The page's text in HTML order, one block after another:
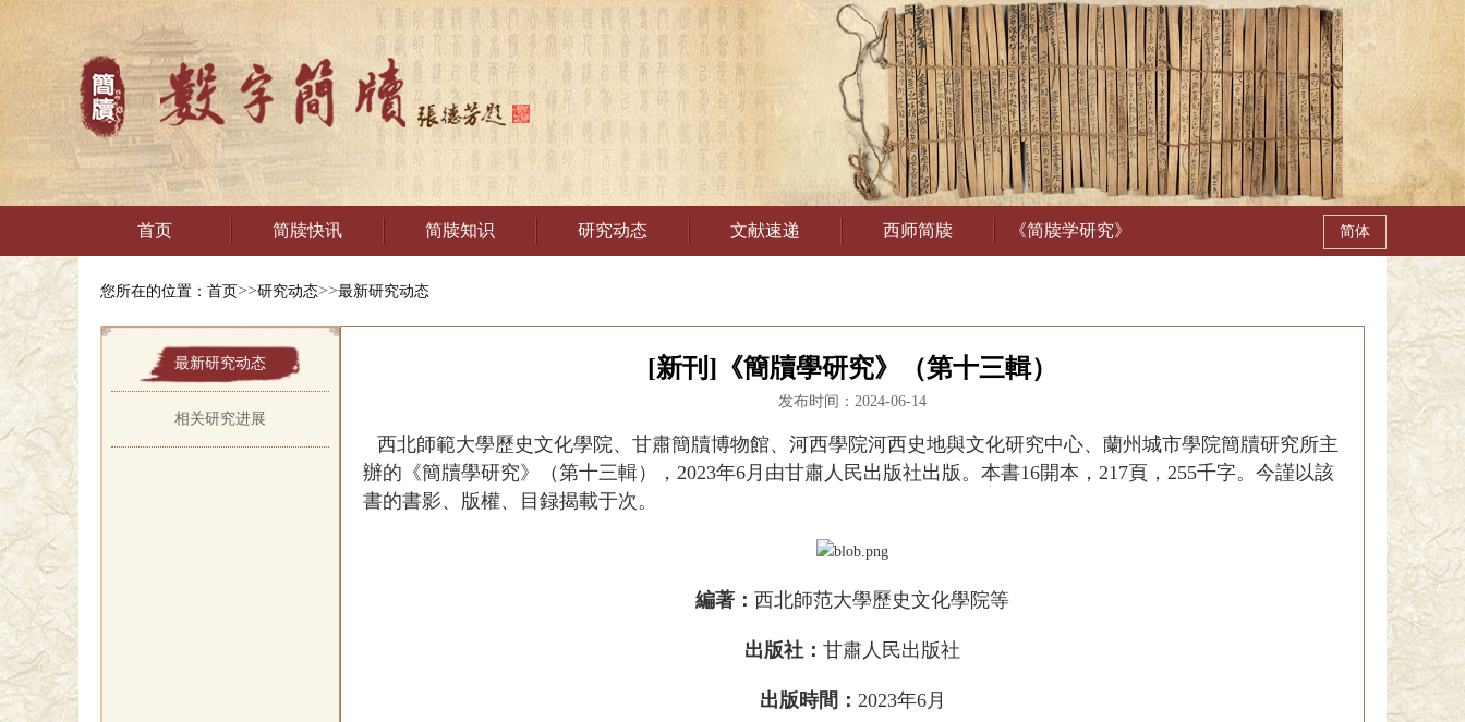
首页 简牍快讯 简牍知识 研究动态 文献速递 西师简牍 《简牍学研究》
您所在的位置： 首页>>研究动态>>最新研究动态
最新研究动态
相关研究进展
[新刊]《簡牘學研究》（第十三輯）
发布时间：2024-06-14
西北師範大學歷史文化學院、甘肅簡牘博物館、河西學院河西史地與文化研究中心、蘭州城市學院簡牘研究所主
辦的《簡牘學研究》（第十三輯），2023年6月由甘肅人民出版社出版。本書16開本，217頁，255千字。今謹以該
書的書影、版權、目録揭載于次。
編著： 西北師范大學歷史文化學院等
出版社： 甘肅人民出版社
出版時間： 2023年6月